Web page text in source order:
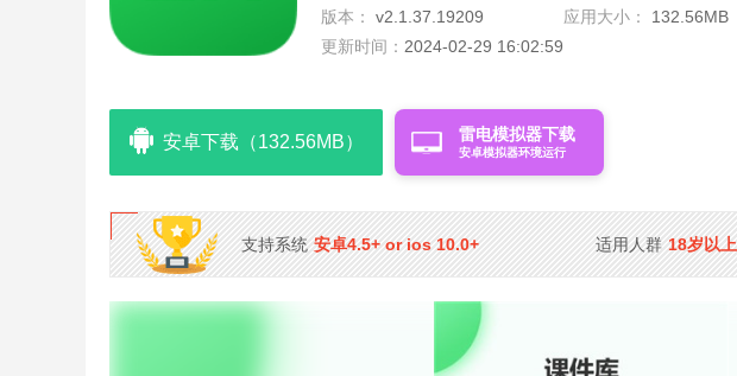
版本：
v2.1.37.19209 应用大小：
132.56MB
更新时间： 2024-02-29 16:02:59
安卓下载（132.56MB） 雷电模拟器下载
安卓模拟器环境运行
支持系统 安卓4.5+ or ios 10.0+ 适用人群 18岁以上